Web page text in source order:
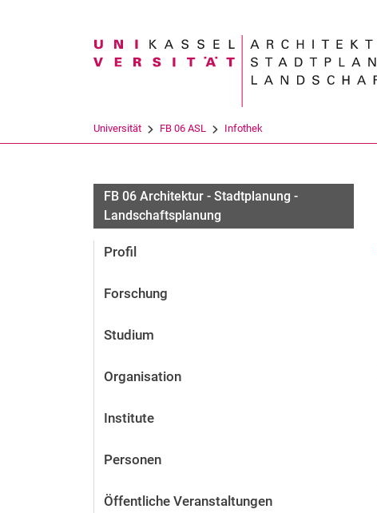
Suchbegriff
Universität FB 06 ASL Infothek
FB 06 Architektur - Stadtplanung -
Landschaftsplanung
Profil
Forschung
Studium
Organisation
Institute
Personen
Öffentliche Veranstaltungen